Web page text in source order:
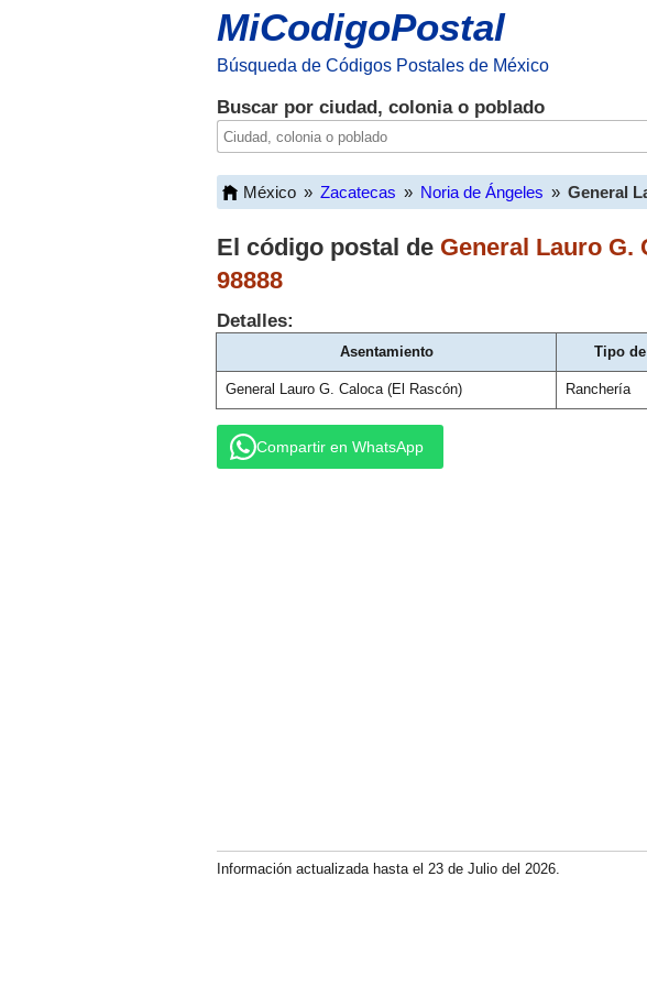
MiCodigoPostal
Búsqueda de Códigos Postales de México
Buscar por ciudad, colonia o poblado
México » Zacatecas » Noria de Ángeles » General
El código postal de General Lauro G.
98888
Detalles:
Asentamiento Tipo
General Lauro G. Caloca (El Rascón) Ranchería
Compartir en WhatsApp
Información actualizada hasta el 23 de Julio del 2026.